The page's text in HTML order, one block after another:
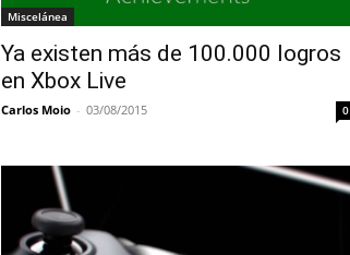
Miscelánea
Ya existen más de 100.000 logros
en Xbox Live
Carlos Moio - 03/08/2015 0